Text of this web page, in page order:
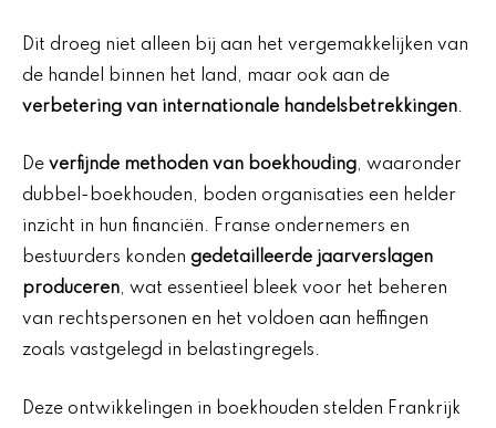
Dit droeg niet alleen bij aan het vergemakkelijken van
de handel binnen het land, maar ook aan de
verbetering van internationale handelsbetrekkingen.
De verfijnde methoden van boekhouding, waaronder
dubbel-boekhouden, boden organisaties een helder
inzicht in hun financiën. Franse ondernemers en
bestuurders konden gedetailleerde jaarverslagen
produceren, wat essentieel bleek voor het beheren
van rechtspersonen en het voldoen aan heffingen
zoals vastgelegd in belastingregels.
Deze ontwikkelingen in boekhouden stelden Frankrijk